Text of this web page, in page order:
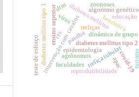
paedha dinâmica de grupo
intervenção com cavalosdiabetes mellitus
diabetes mellitus tipo 2
diabetes mellitus tipo 1 epidemiologia
heurística
algoritmo genético
treliças
treliça tubular
agrônomos
educação
ensino superior
faculdades
reprodutibilidade
teste de esforço covid-19
cts
turismo
apac
vírus
dtm zoonoses